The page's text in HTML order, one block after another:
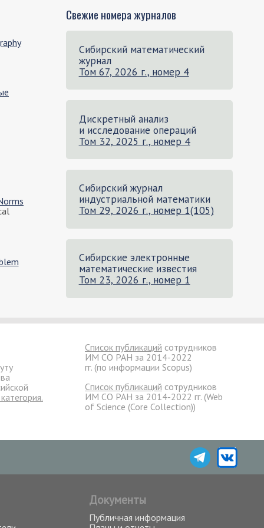
Свежие номера журналов
Сибирский математический
журнал
Том 67, 2026 г., номер 4
Дискретный анализ
и исследование операций
Том 32, 2025 г., номер 4
Сибирский журнал
индустриальной математики
Том 29, 2026 г., номер 1(105)
Сибирские электронные
математические известия
Том 23, 2026 г., номер 1
Список публикаций сотрудников
ИМ СО РАН за 2014-2022
гг. (по информации Scopus)
Список публикаций сотрудников
ИМ СО РАН за 2014-2022 гг. (Web
of Science (Core Collection))
Документы
Публичная информация